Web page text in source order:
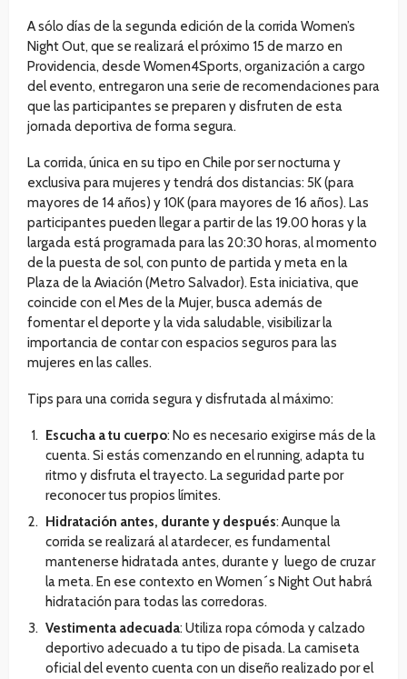
A sólo días de la segunda edición de la corrida Women’s
Night Out, que se realizará el próximo 15 de marzo en
Providencia, desde Women4Sports, organización a cargo
del evento, entregaron una serie de recomendaciones para
que las participantes se preparen y disfruten de esta
jornada deportiva de forma segura.
La corrida, única en su tipo en Chile por ser nocturna y
exclusiva para mujeres y tendrá dos distancias: 5K (para
mayores de 14 años) y 10K (para mayores de 16 años). Las
participantes pueden llegar a partir de las 19.00 horas y la
largada está programada para las 20:30 horas, al momento
de la puesta de sol, con punto de partida y meta en la
Plaza de la Aviación (Metro Salvador). Esta iniciativa, que
coincide con el Mes de la Mujer, busca además de
fomentar el deporte y la vida saludable, visibilizar la
importancia de contar con espacios seguros para las
mujeres en las calles.
Tips para una corrida segura y disfrutada al máximo:
Escucha a tu cuerpo: No es necesario exigirse más de la
cuenta. Si estás comenzando en el running, adapta tu
ritmo y disfruta el trayecto. La seguridad parte por
reconocer tus propios límites.
Hidratación antes, durante y después: Aunque la
corrida se realizará al atardecer, es fundamental
mantenerse hidratada antes, durante y luego de cruzar
la meta. En ese contexto en Women´s Night Out habrá
hidratación para todas las corredoras.
Vestimenta adecuada: Utiliza ropa cómoda y calzado
deportivo adecuado a tu tipo de pisada. La camiseta
oficial del evento cuenta con un diseño realizado por el